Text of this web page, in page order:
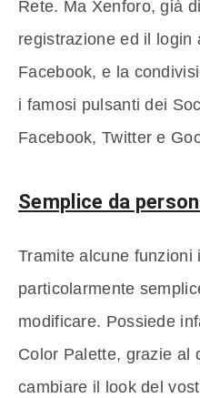
Rete. Ma Xenforo, già
registrazione ed il login
Facebook, e la
i famosi pulsanti dei
Facebook, Twitter e
Semplice da
Tramite alcune funzioni
particolarmente
modificare. Possiede
Color Palette, grazie al
cambiare il look del